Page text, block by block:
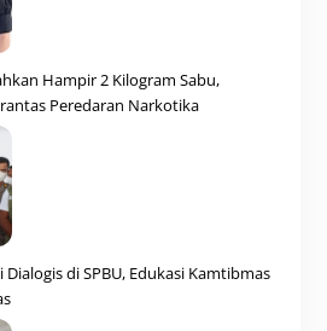
Hampir 2 Kilogram Sabu,
Peredaran Narkotika
di SPBU, Edukasi Kamtibmas